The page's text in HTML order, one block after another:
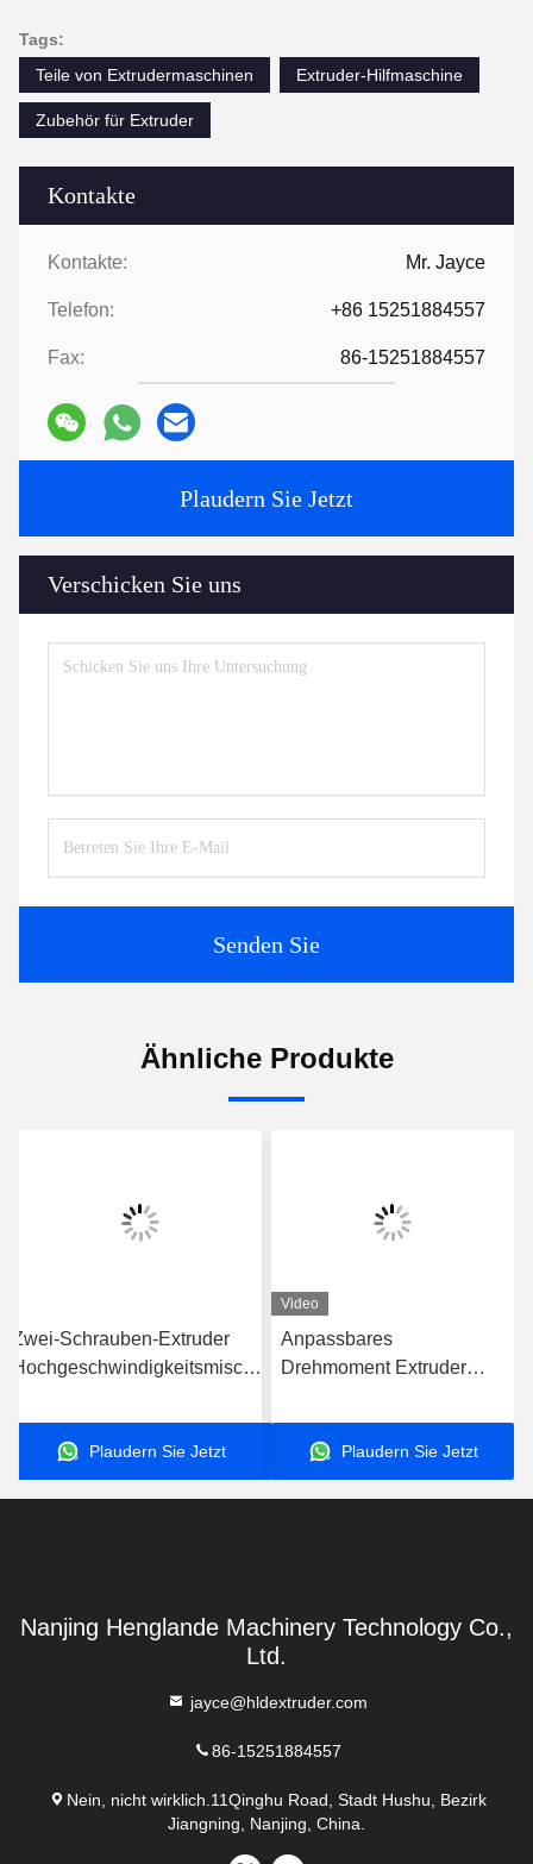
Kontakte
Kontakte: Mr. Jayce
Telefon: +86 15251884557
Fax: 86-15251884557
Plaudern Sie Jetzt
Verschicken Sie uns
Senden Sie
Tags:
Teile von Extrudermaschinen
Extruder-Hilfmaschine
Zubehör für Extruder
Ähnliche Produkte
Zwei-Schrauben-Extruder
Hochgeschwindigkeitsmischer
Laborart
Plaudern Sie Jetzt
Video
Anpassbares
Drehmoment Extruder
Zwillingschraubgetriebe
Plaudern Sie Jetzt
Nanjing Henglande Machinery Technology Co.,
Ltd.
jayce@hldextruder.com
86-15251884557
Nein, nicht wirklich.11Qinghu Road, Stadt Hushu, Bezirk
Jiangning, Nanjing, China.